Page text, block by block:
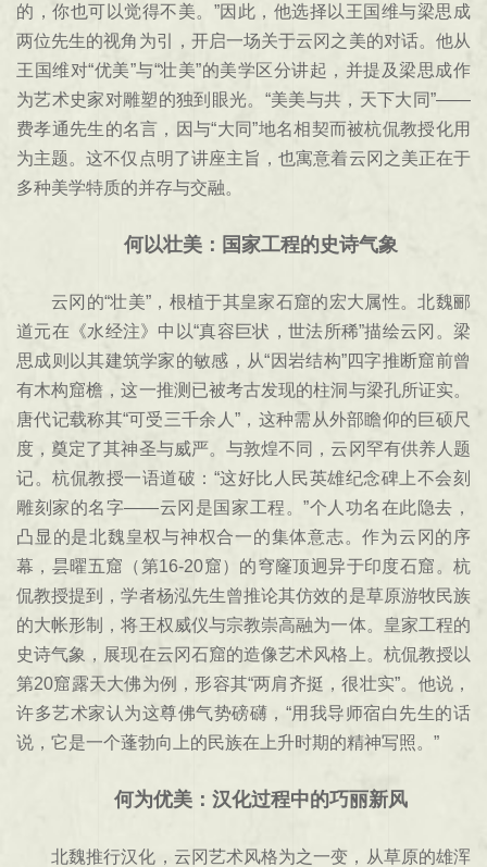
的，你也可以觉得不美。”因此，他选择以王国维与梁思成
两位先生的视角为引，开启一场关于云冈之美的对话。他从
王国维对“优美”与“壮美”的美学区分讲起，并提及梁思成作
为艺术史家对雕塑的独到眼光。“美美与共，天下大同”——
费孝通先生的名言，因与“大同”地名相契而被杭侃教授化用
为主题。这不仅点明了讲座主旨，也寓意着云冈之美正在于
多种美学特质的并存与交融。
何以壮美：国家工程的史诗气象
云冈的“壮美”，根植于其皇家石窟的宏大属性。北魏郦
道元在《水经注》中以“真容巨状，世法所稀”描绘云冈。梁
思成则以其建筑学家的敏感，从“因岩结构”四字推断窟前曾
有木构窟檐，这一推测已被考古发现的柱洞与梁孔所证实。
唐代记载称其“可受三千余人”，这种需从外部瞻仰的巨硕尺
度，奠定了其神圣与威严。与敦煌不同，云冈罕有供养人题
记。杭侃教授一语道破：“这好比人民英雄纪念碑上不会刻
雕刻家的名字——云冈是国家工程。”个人功名在此隐去，
凸显的是北魏皇权与神权合一的集体意志。作为云冈的序
幕，昙曜五窟（第16-20窟）的穹窿顶迥异于印度石窟。杭
侃教授提到，学者杨泓先生曾推论其仿效的是草原游牧民族
的大帐形制，将王权威仪与宗教崇高融为一体。皇家工程的
史诗气象，展现在云冈石窟的造像艺术风格上。杭侃教授以
第20窟露天大佛为例，形容其“两肩齐挺，很壮实”。他说，
许多艺术家认为这尊佛气势磅礴，“用我导师宿白先生的话
说，它是一个蓬勃向上的民族在上升时期的精神写照。”
何为优美：汉化过程中的巧丽新风
北魏推行汉化，云冈艺术风格为之一变，从草原的雄浑